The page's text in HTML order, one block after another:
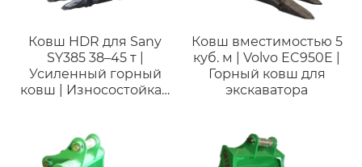
Ковш HDR для Sany
SY385 38–45 т |
Усиленный горный
ковш | Износостойкая
Ковш вместимостью 5
куб. м | Volvo EC950E |
Горный ковш для
экскаватора